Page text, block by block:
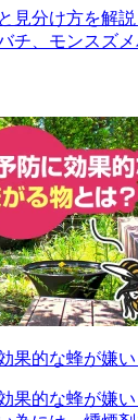
見分け方を解
チ、モンスズ
果的な蜂が嫌
果的な蜂が嫌い